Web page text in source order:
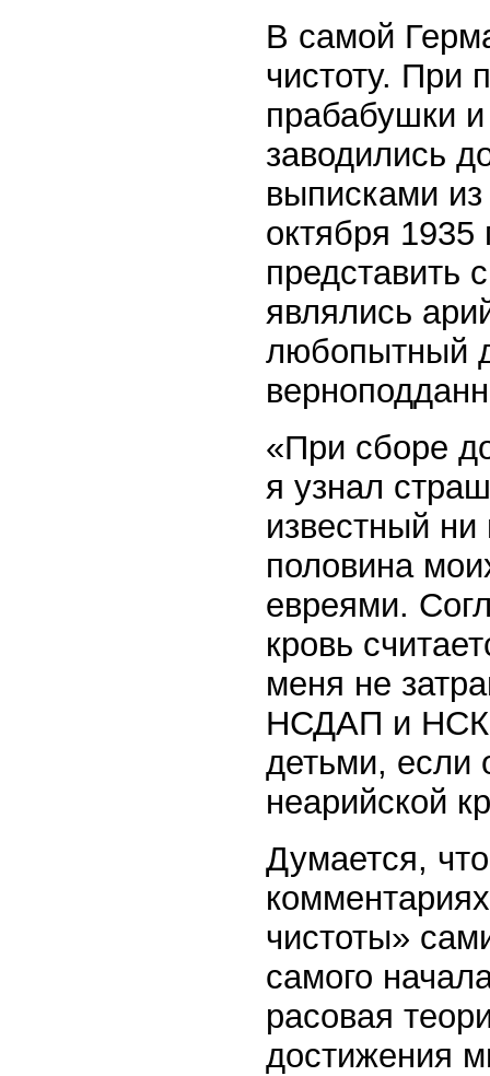
В самой
чистоту. При
прабабушки
заводились
выписками
октября
представить
являлись
любопытный
«При сборе
я узнал
известный
половина
евреями.
кровь
меня не
НСДАП и
детьми, если
неарийской
Думается,
чистоты»
самого
расовая
достижения